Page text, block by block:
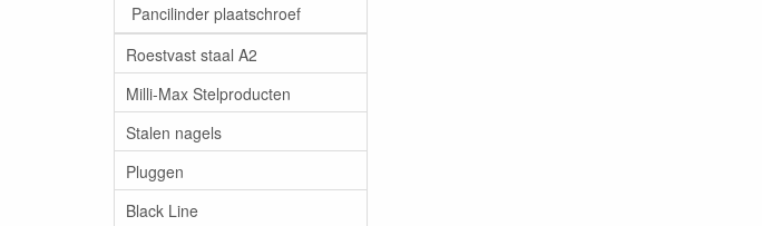
Pancilinder plaatschroef
Roestvast staal A2
Milli-Max Stelproducten
Stalen nagels
Pluggen
Black Line